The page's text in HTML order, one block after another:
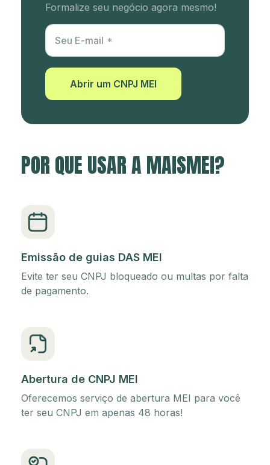
Formalize seu negócio agora mesmo!
Utm Content
Seu E-mail
Abrir um CNPJ MEI
POR QUE USAR A MAISMEI?
Emissão de guias DAS MEI
Evite ter seu CNPJ bloqueado ou multas por falta
de pagamento.
Abertura de CNPJ MEI
Oferecemos serviço de abertura MEI para você
ter seu CNPJ em apenas 48 horas!